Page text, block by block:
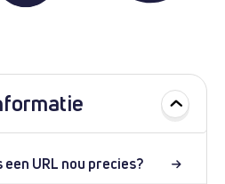
URL nou precies?